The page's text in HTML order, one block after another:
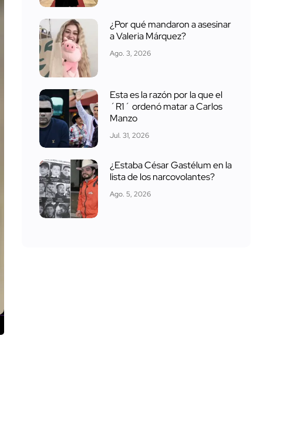
¿Por qué mandaron a asesinar
a Valeria Márquez?
Ago. 3, 2026
Esta es la razón por la que el
´R1´ ordenó matar a Carlos
Manzo
Jul. 31, 2026
¿Estaba César Gastélum en la
lista de los narcovolantes?
Ago. 5, 2026